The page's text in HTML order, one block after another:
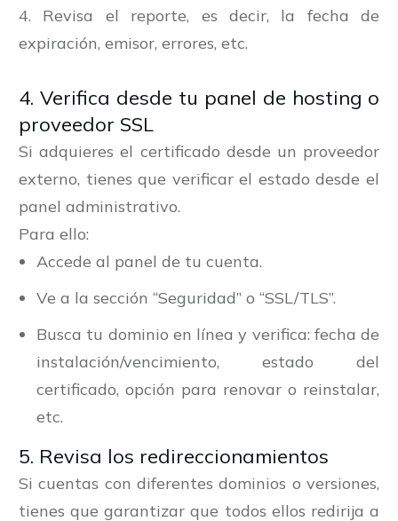
4. Revisa el reporte, es decir, la fecha de
expiración, emisor, errores, etc.
4. Verifica desde tu panel de hosting o
proveedor SSL
Si adquieres el certificado desde un proveedor
externo, tienes que verificar el estado desde el
panel administrativo.
Para ello:
Accede al panel de tu cuenta.
Ve a la sección “Seguridad” o “SSL/TLS”.
Busca tu dominio en línea y verifica: fecha de
instalación/vencimiento, estado del
certificado, opción para renovar o reinstalar,
etc.
5. Revisa los redireccionamientos
Si cuentas con diferentes dominios o versiones,
tienes que garantizar que todos ellos redirija a